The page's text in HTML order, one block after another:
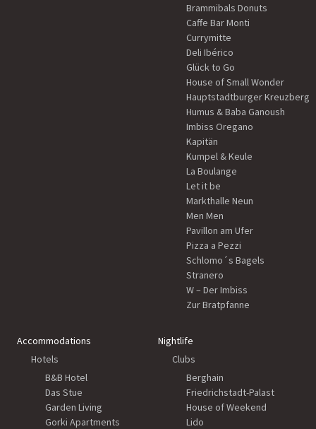
Brammibals Donuts
Caffe Bar Monti
Currymitte
Deli Ibérico
Glück to Go
House of Small Wonder
Hauptstadtburger Kreuzberg
Humus & Baba Ganoush
Imbiss Oregano
Kapitän
Kumpel & Keule
La Boulange
Let it be
Markthalle Neun
Men Men
Pavillon am Ufer
Pizza a Pezzi
Schlomo´s Bagels
Stranero
W – Der Imbiss
Zur Bratpfanne
Accommodations
Hotels
B&B Hotel
Das Stue
Garden Living
Gorki Apartments
Nightlife
Clubs
Berghain
Friedrichstadt-Palast
House of Weekend
Lido